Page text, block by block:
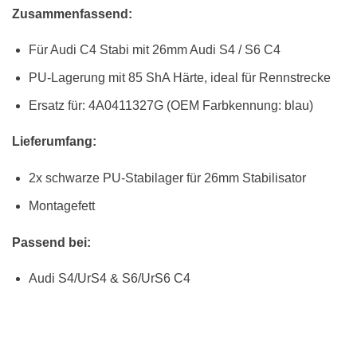
Zusammenfassend:
Für Audi C4 Stabi mit 26mm Audi S4 / S6 C4
PU-Lagerung mit 85 ShA Härte, ideal für Rennstrecke
Ersatz für: 4A0411327G (OEM Farbkennung: blau)
Lieferumfang:
2x schwarze PU-Stabilager für 26mm Stabilisator
Montagefett
Passend bei:
Audi S4/UrS4 & S6/UrS6 C4